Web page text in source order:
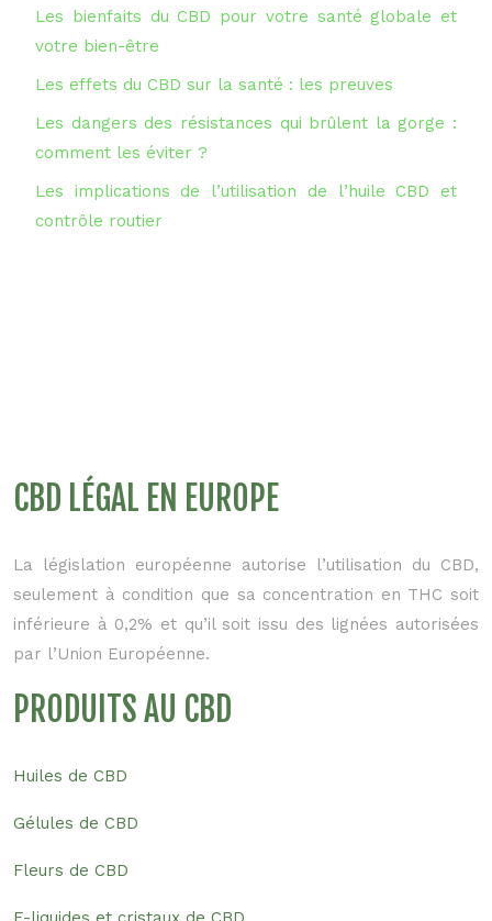
Les bienfaits du CBD pour votre santé globale et
votre bien-être
Les effets du CBD sur la santé : les preuves
Les dangers des résistances qui brûlent la gorge :
comment les éviter ?
Les implications de l’utilisation de l’huile CBD et
contrôle routier
CBD LÉGAL EN EUROPE
La législation européenne autorise l’utilisation du CBD,
seulement à condition que sa concentration en THC soit
inférieure à 0,2% et qu’il soit issu des lignées autorisées
par l’Union Européenne.
PRODUITS AU CBD
Huiles de CBD
Gélules de CBD
Fleurs de CBD